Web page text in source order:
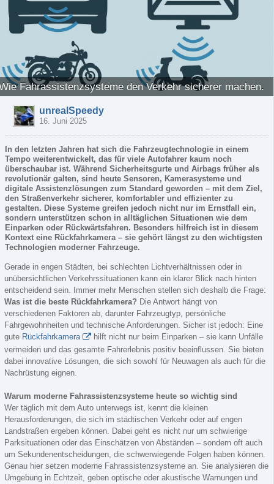
Fahrassistenzsysteme den Verkehr sicherer machen.
unrealSpeedy
16. Juni 2025
In den letzten Jahren hat sich die Fahrzeugtechnologie in einem
Tempo weiterentwickelt, das für viele Autofahrer kaum noch
überschaubar ist. Während Sicherheitsgurte und Airbags früher als
revolutionär galten, sind heute Sensoren, Kamerasysteme und
digitale Assistenzlösungen zum Standard geworden – mit dem Ziel,
den Straßenverkehr sicherer, komfortabler und effizienter zu
gestalten. Diese Systeme greifen jedoch nicht nur im Ernstfall ein,
sondern unterstützen schon in alltäglichen Situationen wie dem
Einparken oder Rückwärtsfahren. Besonders hilfreich ist in diesem
Kontext eine Rückfahrkamera – sie gehört längst zu den wichtigsten
Technologien moderner Fahrzeuge.
Gerade in engen Städten, bei schlechten Lichtverhältnissen oder in
unübersichtlichen Verkehrssituationen kann ein klarer Blick nach hinten
entscheidend sein. Immer mehr Menschen stellen sich deshalb die Frage:
Was ist die beste Rückfahrkamera? Die Antwort hängt von
verschiedenen Faktoren ab, darunter Fahrzeugtyp, persönliche
Fahrgewohnheiten und technische Anforderungen. Sicher ist jedoch: Eine
gute Rückfahrkamera
hilft nicht nur beim Einparken – sie kann Unfälle
vermeiden und das gesamte Fahrerlebnis positiv beeinflussen. Sie bieten
dabei innovative Lösungen, die sich sowohl für Neuwagen als auch für die
Nachrüstung eignen.
Warum moderne Fahrassistenzsysteme heute so wichtig sind
Wer täglich mit dem Auto unterwegs ist, kennt die kleinen
Herausforderungen, die sich im städtischen Verkehr oder auf engen
Landstraßen ergeben können. Dabei geht es nicht nur um schwierige
Parksituationen oder das Einschätzen von Abständen – sondern oft auch
um Sekundenentscheidungen, die schwerwiegende Folgen haben können.
Genau hier setzen moderne Fahrassistenzsysteme an. Sie analysieren die
Umgebung in Echtzeit, geben optische oder akustische Warnungen und